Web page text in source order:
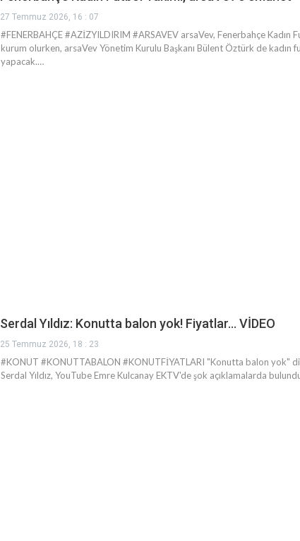
27 Temmuz 2026, 16 : 07
#FENERBAHÇE #AZİZYILDIRIM #ARSAVEV arsaVev, Fenerbahçe Kadın
kurum olurken, arsaVev Yönetim Kurulu Başkanı Bülent Öztürk de kadın
yapacak.…
Serdal Yıldız: Konutta balon yok! Fiyatlar… VİDEO
25 Temmuz 2026, 18 : 23
#KONUT #KONUTTABALON #KONUTFİYATLARI "Konutta balon yok"
Serdal Yıldız, YouTube Emre Kulcanay EKTV'de şok açıklamalarda